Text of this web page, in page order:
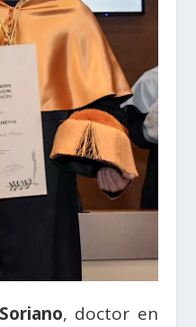
, doctor en